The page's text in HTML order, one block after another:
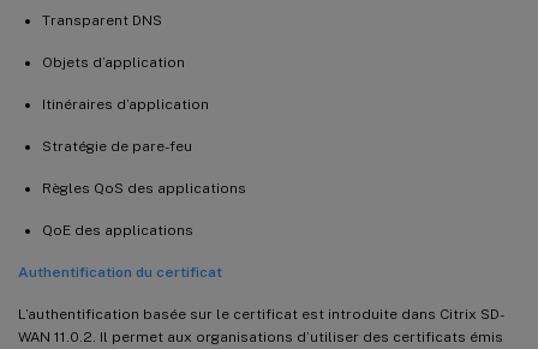
Transparent DNS
Objets d’application
Itinéraires d’application
Stratégie de pare-feu
Règles QoS des applications
QoE des applications
Authentification du certificat
L’authentification basée sur le certificat est introduite dans Citrix SD-
WAN 11.0.2. Il permet aux organisations d’utiliser des certificats émis